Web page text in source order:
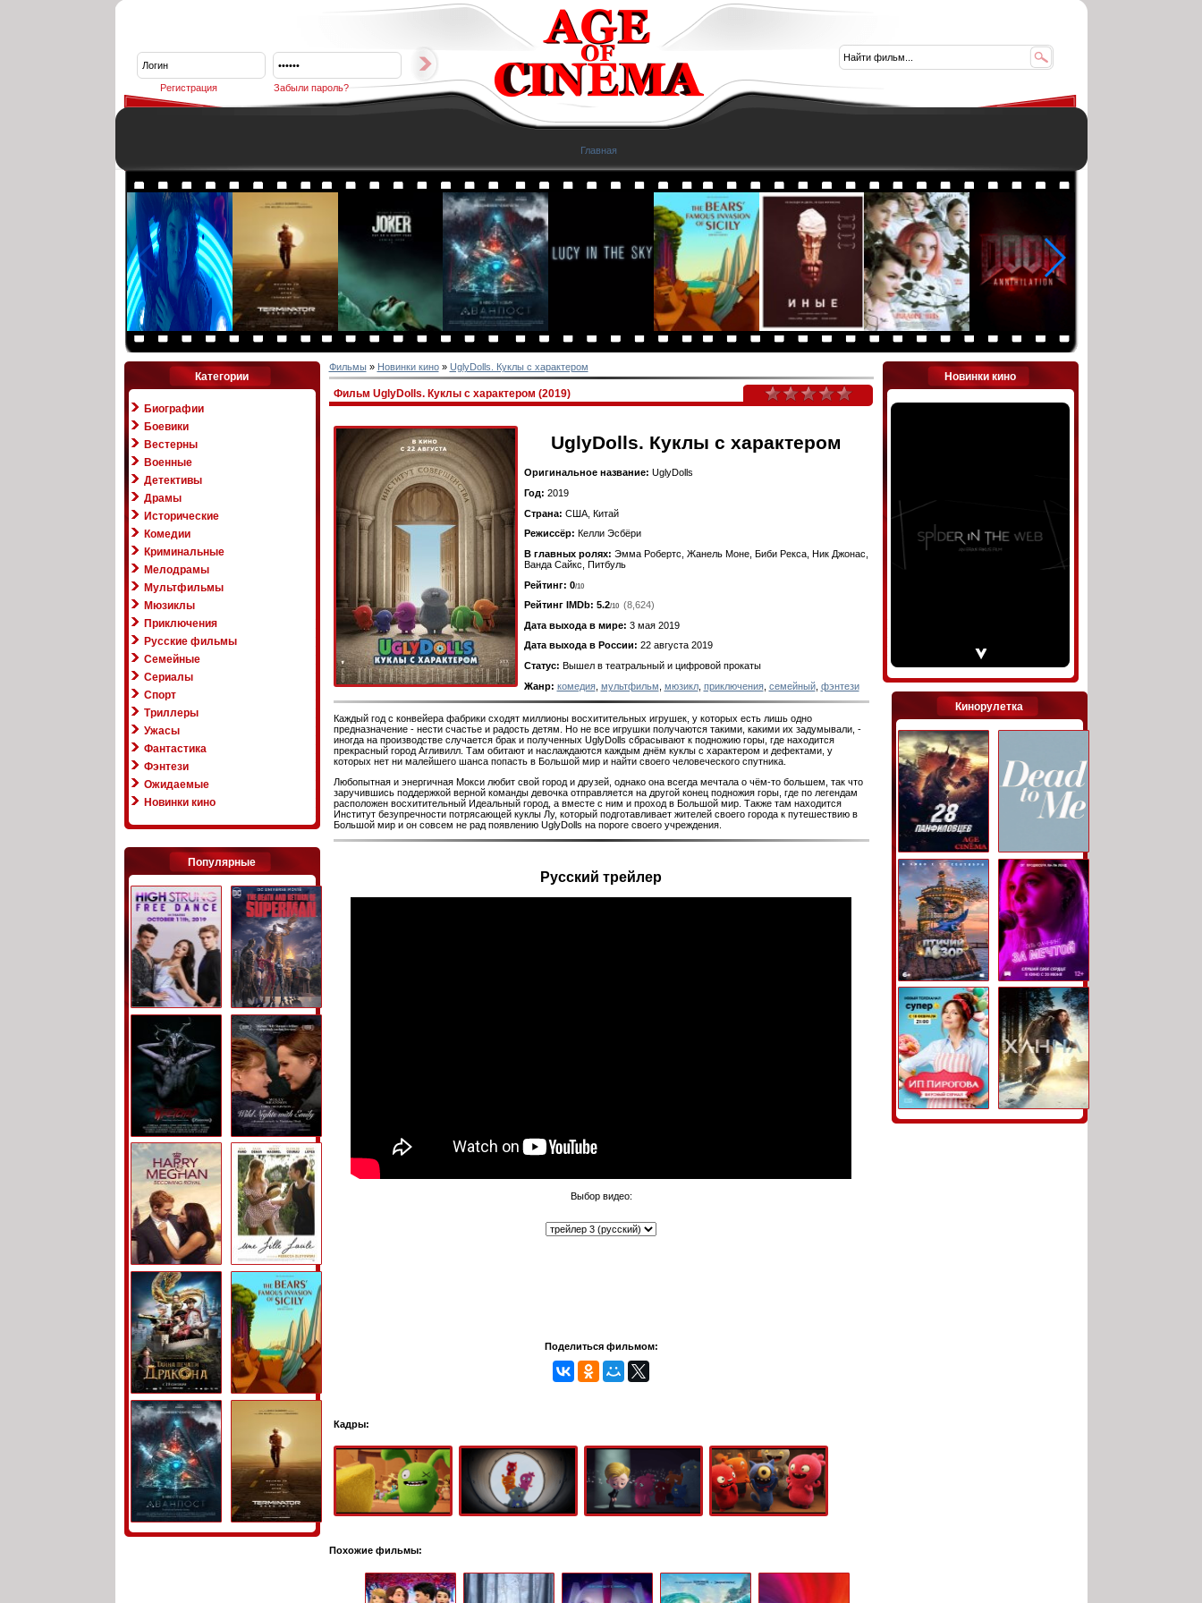
Регистрация Забыли пароль?
Главная
Категории
Биографии
Боевики
Вестерны
Военные
Детективы
Драмы
Исторические
Комедии
Криминальные
Мелодрамы
Мультфильмы
Мюзиклы
Приключения
Русские фильмы
Семейные
Сериалы
Спорт
Триллеры
Ужасы
Фантастика
Фэнтези
Ожидаемые
Новинки кино
Популярные
Фильмы» Новинки кино» UglyDolls. Куклы с характером
Фильм UglyDolls. Куклы с характером (2019)
UglyDolls. Куклы с характером
Оригинальное название: UglyDolls
Год: 2019
Страна: США, Китай
Режиссёр: Келли Эсбёри
В главных ролях: Эмма Робертс, Жанель Моне, Биби Рекса, Ник Джонас,
Ванда Сайкс, Питбуль
Рейтинг: 0/10
Рейтинг IMDb: 5.2/10
(8,624)
Дата выхода в мире: 3 мая 2019
Дата выхода в России: 22 августа 2019
Статус: Вышел в театральный и цифровой прокаты
Жанр: комедия, мультфильм мюзикл, приключения, семейный, фэнтези
Каждый год с конвейера фабрики сходят миллионы восхитительных игрушек, у которых есть лишь одно
предназначение - нести счастье и радость детям. Но не все игрушки получаются такими, какими их задумывали, -
иногда на производстве случается брак и полученных UglyDolls сбрасывают к подножию горы, где находится
прекрасный город Агливилл. Там обитают и наслаждаются каждым днём куклы с характером и дефектами, у
которых нет ни малейшего шанса попасть в Большой мир и найти своего человеческого спутника.
Любопытная и энергичная Мокси любит свой город и друзей, однако она всегда мечтала о чём-то большем, так что
заручившись поддержкой верной команды девочка отправляется на другой конец подножия горы, где по легендам
расположен восхитительный Идеальный город, а вместе с ним и проход в Большой мир. Также там находится
Институт безупречности потрясающей куклы Лу, который подготавливает жителей своего города к путешествию в
Большой мир и он совсем не рад появлению UglyDolls на пороге своего учреждения.
Русский трейлер
Выбор видео:
Поделиться фильмом:
Кадры:
Похожие фильмы:
Новинки кино
Кинорулетка